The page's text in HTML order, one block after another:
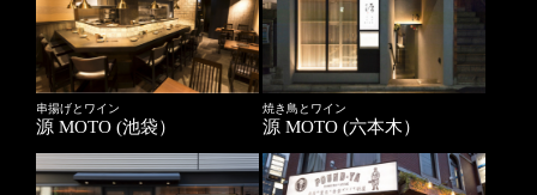
串揚げとワイン
源 MOTO (池袋）
焼き鳥とワイン
源 MOTO (六本木）